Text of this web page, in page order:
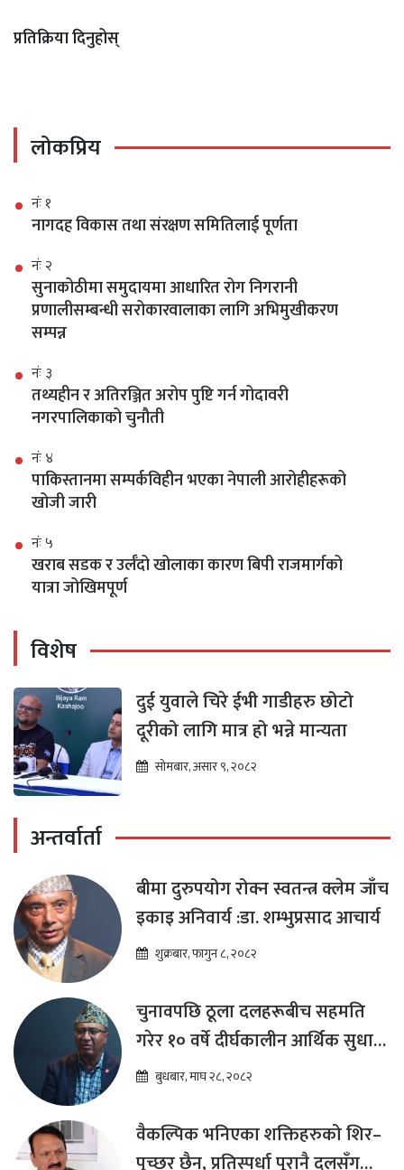
प्रतिक्रिया दिनुहोस्
लोकप्रिय
नंः १
नागदह विकास तथा संरक्षण समितिलाई पूर्णता
नंः २
सुनाकोठीमा समुदायमा आधारित रोग निगरानी
प्रणालीसम्बन्धी सरोकारवालाका लागि अभिमुखीकरण
सम्पन्न
नंः ३
तथ्यहीन र अतिरञ्जित अरोप पुष्टि गर्न गोदावरी
नगरपालिकाको चुनौती
नंः ४
पाकिस्तानमा सम्पर्कविहीन भएका नेपाली आरोहीहरूको
खोजी जारी
नंः ५
खराब सडक र उर्लँदो खोलाका कारण बिपी राजमार्गको
यात्रा जोखिमपूर्ण
विशेष
दुई युवाले चिरे ईभी गाडीहरु छोटो
दूरीको लागि मात्र हो भन्ने मान्यता
सोमबार, असार ९, २०८२
अन्तर्वार्ता
बीमा दुरुपयोग रोक्न स्वतन्त्र क्लेम जाँच
इकाइ अनिवार्य :डा. शम्भुप्रसाद आचार्य
शुक्रबार, फागुन ८, २०८२
चुनावपछि ठूला दलहरूबीच सहमति
गरेर १० वर्षे दीर्घकालीन आर्थिक सुधार
कार्यक्रम ल्याउनुपर्छ : हेमराज ढकाल
बुधबार, माघ २८, २०८२
वैकल्पिक भनिएका शक्तिहरुको शिर–
पुच्छर छैन, प्रतिस्पर्धा पूरानै दलसँग